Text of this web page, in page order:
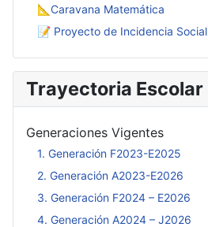
📐Caravana Matemática
📝 Proyecto de Incidencia Social
Trayectoria Escolar
Generaciones Vigentes
1. Generación F2023-E2025
2. Generación A2023-E2026
3. Generación F2024 – E2026
4. Generación A2024 – J2026